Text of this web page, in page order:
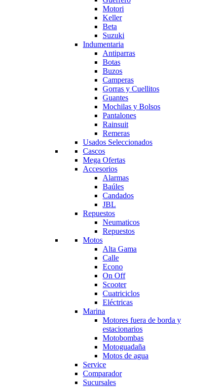
Motori
Keller
Beta
Suzuki
Indumentaria
Antiparras
Botas
Buzos
Camperas
Gorras y Cuellitos
Guantes
Mochilas y Bolsos
Pantalones
Rainsuit
Remeras
Usados Seleccionados
Cascos
Mega Ofertas
Accesorios
Alarmas
Baúles
Candados
JBL
Repuestos
Neumaticos
Repuestos
Motos
Alta Gama
Calle
Econo
On Off
Scooter
Cuatriciclos
Eléctricas
Marina
Motores fuera de borda y
estacionarios
Motobombas
Motoguadaña
Motos de agua
Service
Comparador
Sucursales